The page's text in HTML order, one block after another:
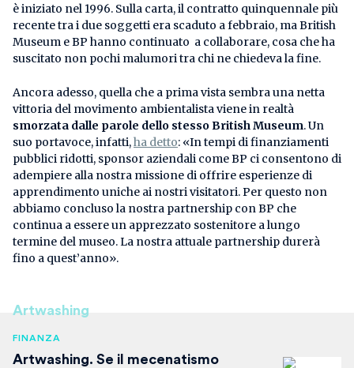
è iniziato nel 1996. Sulla carta, il contratto quinquennale più
recente tra i due soggetti era scaduto a febbraio, ma British
Museum e BP hanno continuato a collaborare, cosa che ha
suscitato non pochi malumori tra chi ne chiedeva la fine.
Ancora adesso, quella che a prima vista sembra una netta
vittoria del movimento ambientalista viene in realtà
smorzata dalle parole dello stesso British Museum. Un
suo portavoce, infatti,ha detto: «In tempi di finanziamenti
pubblici ridotti, sponsor aziendali come BP ci consentono di
adempiere alla nostra missione di offrire esperienze di
apprendimento uniche ai nostri visitatori. Per questo non
abbiamo concluso la nostra partnership con BP che
continua a essere un apprezzato sostenitore a lungo
termine del museo. La nostra attuale partnership durerà
fino a quest’anno».
Artwashing
FINANZA
Artwashing. Se il mecenatismo